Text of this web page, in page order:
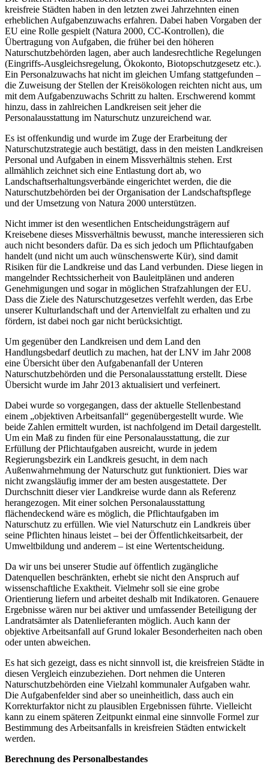
kreisfreie Städten haben in den letzten zwei Jahrzehnten einen
erheblichen Aufgabenzuwachs erfahren. Dabei haben Vorgaben der
EU eine Rolle gespielt (Natura 2000, CC-Kontrollen), die
Übertragung von Aufgaben, die früher bei den höheren
Naturschutzbehörden lagen, aber auch landesrechtliche Regelungen
(Eingriffs-Ausgleichsregelung, Ökokonto, Biotopschutzgesetz etc.).
Ein Personalzuwachs hat nicht im gleichen Umfang stattgefunden –
die Zuweisung der Stellen der Kreisökologen reichten nicht aus, um
mit dem Aufgabenzuwachs Schritt zu halten. Erschwerend kommt
hinzu, dass in zahlreichen Landkreisen seit jeher die
Personalausstattung im Naturschutz unzureichend war.
Es ist offenkundig und wurde im Zuge der Erarbeitung der
Naturschutzstrategie auch bestätigt, dass in den meisten Landkreisen
Personal und Aufgaben in einem Missverhältnis stehen. Erst
allmählich zeichnet sich eine Entlastung dort ab, wo
Landschaftserhaltungsverbände eingerichtet werden, die die
Naturschutzbehörden bei der Organisation der Landschaftspflege
und der Umsetzung von Natura 2000 unterstützen.
Nicht immer ist den wesentlichen Entscheidungsträgern auf
Kreisebene dieses Missverhältnis bewusst, manche interessieren sich
auch nicht besonders dafür. Da es sich jedoch um Pflichtaufgaben
handelt (und nicht um auch wünschenswerte Kür), sind damit
Risiken für die Landkreise und das Land verbunden. Diese liegen in
mangelnder Rechtssicherheit von Bauleitplänen und anderen
Genehmigungen und sogar in möglichen Strafzahlungen der EU.
Dass die Ziele des Naturschutzgesetzes verfehlt werden, das Erbe
unserer Kulturlandschaft und der Artenvielfalt zu erhalten und zu
fördern, ist dabei noch gar nicht berücksichtigt.
Um gegenüber den Landkreisen und dem Land den
Handlungsbedarf deutlich zu machen, hat der LNV im Jahr 2008
eine Übersicht über den Aufgabenanfall der Unteren
Naturschutzbehörden und die Personalausstattung erstellt. Diese
Übersicht wurde im Jahr 2013 aktualisiert und verfeinert.
Dabei wurde so vorgegangen, dass der aktuelle Stellenbestand
einem „objektiven Arbeitsanfall“ gegenübergestellt wurde. Wie
beide Zahlen ermittelt wurden, ist nachfolgend im Detail dargestellt.
Um ein Maß zu finden für eine Personalausstattung, die zur
Erfüllung der Pflichtaufgaben ausreicht, wurde in jedem
Regierungsbezirk ein Landkreis gesucht, in dem nach
Außenwahrnehmung der Naturschutz gut funktioniert. Dies war
nicht zwangsläufig immer der am besten ausgestattete. Der
Durchschnitt dieser vier Landkreise wurde dann als Referenz
herangezogen. Mit einer solchen Personalausstattung
flächendeckend wäre es möglich, die Pflichtaufgaben im
Naturschutz zu erfüllen. Wie viel Naturschutz ein Landkreis über
seine Pflichten hinaus leistet – bei der Öffentlichkeitsarbeit, der
Umweltbildung und anderem – ist eine Wertentscheidung.
Da wir uns bei unserer Studie auf öffentlich zugängliche
Datenquellen beschränkten, erhebt sie nicht den Anspruch auf
wissenschaftliche Exaktheit. Vielmehr soll sie eine grobe
Orientierung liefern und arbeitet deshalb mit Indikatoren. Genauere
Ergebnisse wären nur bei aktiver und umfassender Beteiligung der
Landratsämter als Datenlieferanten möglich. Auch kann der
objektive Arbeitsanfall auf Grund lokaler Besonderheiten nach oben
oder unten abweichen.
Es hat sich gezeigt, dass es nicht sinnvoll ist, die kreisfreien Städte in
diesen Vergleich einzubeziehen. Dort nehmen die Unteren
Naturschutzbehörden eine Vielzahl kommunaler Aufgaben wahr.
Die Aufgabenfelder sind aber so uneinheitlich, dass auch ein
Korrekturfaktor nicht zu plausiblen Ergebnissen führte. Vielleicht
kann zu einem späteren Zeitpunkt einmal eine sinnvolle Formel zur
Bestimmung des Arbeitsanfalls in kreisfreien Städten entwickelt
werden.
Berechnung des Personalbestandes